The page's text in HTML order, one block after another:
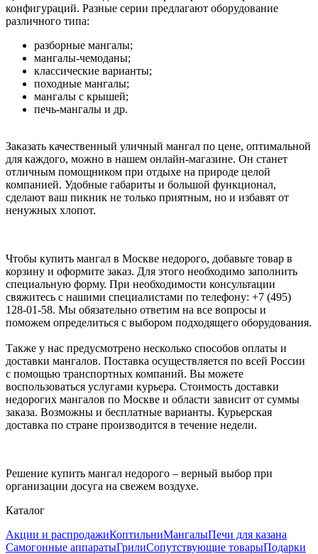
конфигураций. Разные серии предлагают оборудование
различного типа:
разборные мангалы;
мангалы-чемоданы;
классические варианты;
походные мангалы;
мангалы с крышей;
печь-мангалы и др.
Заказать качественный уличный мангал по цене, оптимальной
для каждого, можно в нашем онлайн-магазине. Он станет
отличным помощником при отдыхе на природе целой
компанией. Удобные габариты и большой функционал,
сделают ваш пикник не только приятным, но и избавят от
ненужных хлопот.
Чтобы купить мангал в Москве недорого, добавьте товар в
корзину и оформите заказ. Для этого необходимо заполнить
специальную форму. При необходимости консультации
свяжитесь с нашими специалистами по телефону: +7 (495)
128-01-58. Мы обязательно ответим на все вопросы и
поможем определиться с выбором подходящего оборудования.
Также у нас предусмотрено несколько способов оплаты и
доставки мангалов. Поставка осуществляется по всей России
с помощью транспортных компаний. Вы можете
воспользоваться услугами курьера. Стоимость доставки
недорогих мангалов по Москве и области зависит от суммы
заказа. Возможны и бесплатные варианты. Курьерская
доставка по стране производится в течение недели.
Решение купить мангал недорого – верный выбор при
организации досуга на свежем воздухе.
Каталог
Акции и распродажиКоптильниМангалыПечи для казана
Самогонные аппаратыГрилиСопутствующие товарыПодарки